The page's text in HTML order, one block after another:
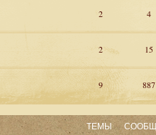
2 4
2 15
9 887
ТЕМЫ